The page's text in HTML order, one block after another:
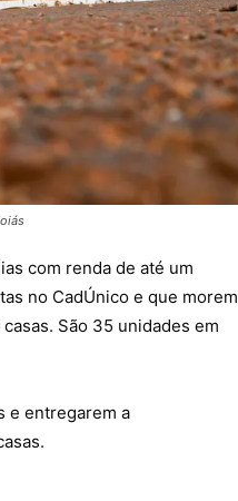
com renda de até um
no CadÚnico e que morem
São 35 unidades em
e entregarem a